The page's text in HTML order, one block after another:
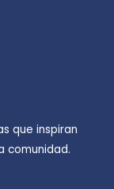
que inspiran
comunidad.